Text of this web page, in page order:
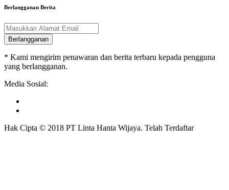
Berlangganan Berita
Berlangganan
* Kami mengirim penawaran dan berita terbaru kepada pengguna
yang berlangganan.
Media Sosial:
Hak Cipta © 2018 PT Linta Hanta Wijaya. Telah Terdaftar